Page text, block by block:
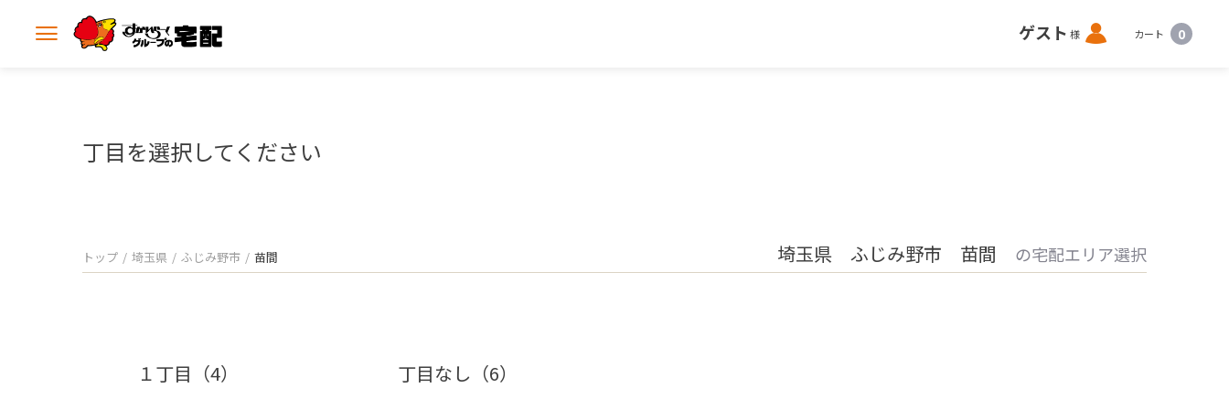
メ
ゲスト 様 ロ
グ
カート 0
丁目を選択してください
トップ 埼玉県 ふじみ野市 苗間 埼玉県 ふじみ野市 苗間 の宅配エリア選択
１丁目（4） 丁目なし（6）